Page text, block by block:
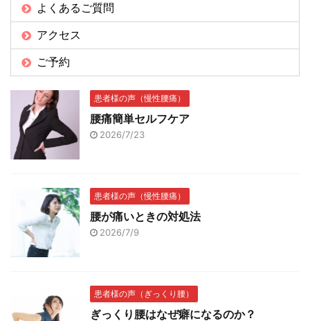
よくあるご質問
アクセス
ご予約
患者様の声（慢性腰痛）
腰痛簡単セルフケア
2026/7/23
患者様の声（慢性腰痛）
腰が痛いときの対処法
2026/7/9
患者様の声（ぎっくり腰）
ぎっくり腰はなぜ癖になるのか？